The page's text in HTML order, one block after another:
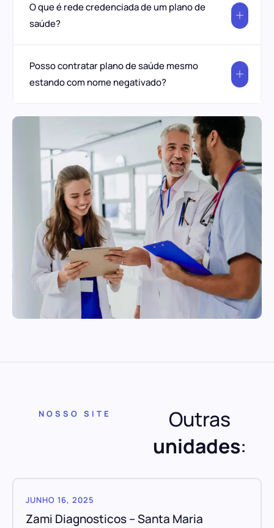
O que é rede credenciada de um plano de
saúde?
Posso contratar plano de saúde mesmo
estando com nome negativado?
NOSSO SITE
Outras
unidades:
JUNHO 16, 2025
Zami Diagnosticos – Santa Maria